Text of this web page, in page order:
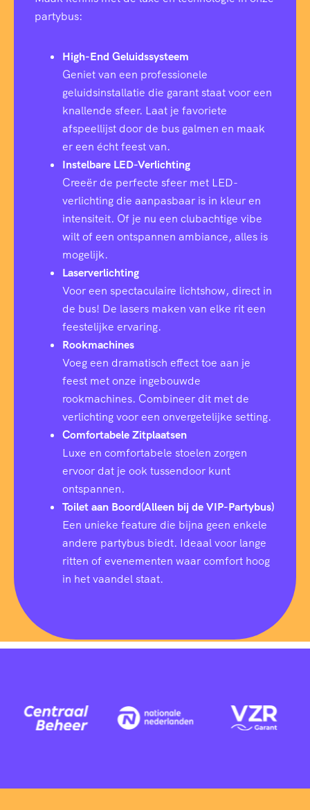
partybus:
High-End Geluidssysteem
Geniet van een professionele
geluidsinstallatie die garant staat voor een
knallende sfeer. Laat je favoriete
afspeellijst door de bus galmen en maak
er een écht feest van.
Instelbare LED-Verlichting
Creeër de perfecte sfeer met LED-
verlichting die aanpasbaar is in kleur en
intensiteit. Of je nu een clubachtige vibe
wilt of een ontspannen ambiance, alles is
mogelijk.
Laserverlichting
Voor een spectaculaire lichtshow, direct in
de bus! De lasers maken van elke rit een
feestelijke ervaring.
Rookmachines
Voeg een dramatisch effect toe aan je
feest met onze ingebouwde
rookmachines. Combineer dit met de
verlichting voor een onvergetelijke setting.
Comfortabele Zitplaatsen
Luxe en comfortabele stoelen zorgen
ervoor dat je ook tussendoor kunt
ontspannen.
Toilet aan Boord(Alleen bij de VIP-Partybus)
Een unieke feature die bijna geen enkele
andere partybus biedt. Ideaal voor lange
ritten of evenementen waar comfort hoog
in het vaandel staat.